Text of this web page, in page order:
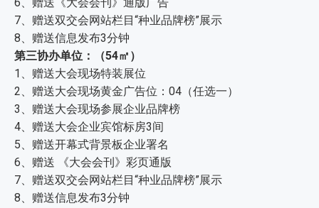
7、赠送双交会网站栏目“种业品牌榜”展示
8、赠送信息发布3分钟
第三协办单位：（54㎡）
1、赠送大会现场特装展位
2、赠送大会现场黄金广告位：04（任选一）
3、赠送大会现场参展企业品牌榜
4、赠送大会企业宾馆标房3间
5、赠送开幕式背景板企业署名
6、赠送 《大会会刊》彩页通版
7、赠送双交会网站栏目“种业品牌榜”展示
8、赠送信息发布3分钟